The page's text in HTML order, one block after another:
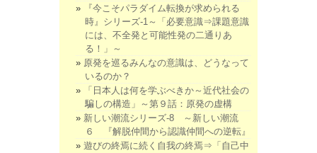
『今こそパラダイム転換が求められる
時』シリーズ-1～「必要意識⇒課題意識
には、不全発と可能性発の二通りあ
る！」～
原発を巡るみんなの意識は、どうなって
いるのか？
「日本人は何を学ぶべきか～近代社会の
騙しの構造」～第９話：原発の虚構
新しい潮流シリーズ-8 ～新しい潮流
６ 『解脱仲間から認識仲間への逆転』
遊びの終焉に続く自我の終焉⇒「自己中